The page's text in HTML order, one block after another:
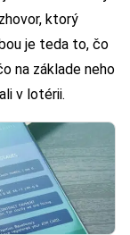
ktorý
je teda to, čo
na základe neho
v lotérii.